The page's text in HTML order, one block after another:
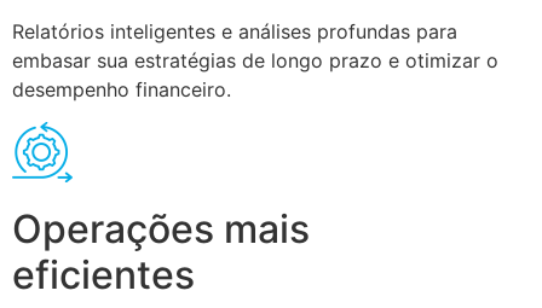
Relatórios inteligentes e análises profundas para
embasar sua estratégias de longo prazo e otimizar o
desempenho financeiro.
Operações mais
eficientes